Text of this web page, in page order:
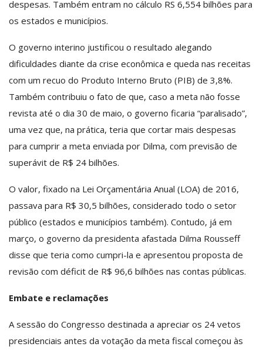
despesas. Também entram no cálculo RS 6,554 bilhões para
os estados e municípios.
O governo interino justificou o resultado alegando
dificuldades diante da crise econômica e queda nas receitas
com um recuo do Produto Interno Bruto (PIB) de 3,8%.
Também contribuiu o fato de que, caso a meta não fosse
revista até o dia 30 de maio, o governo ficaria “paralisado”,
uma vez que, na prática, teria que cortar mais despesas
para cumprir a meta enviada por Dilma, com previsão de
superávit de R$ 24 bilhões.
O valor, fixado na Lei Orçamentária Anual (LOA) de 2016,
passava para R$ 30,5 bilhões, considerado todo o setor
público (estados e municípios também). Contudo, já em
março, o governo da presidenta afastada Dilma Rousseff
disse que teria como cumpri-la e apresentou proposta de
revisão com déficit de R$ 96,6 bilhões nas contas públicas.
Embate e reclamações
A sessão do Congresso destinada a apreciar os 24 vetos
presidenciais antes da votação da meta fiscal começou às